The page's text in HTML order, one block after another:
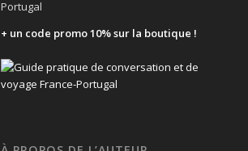
Portugal
+ un code promo 10% sur la boutique !